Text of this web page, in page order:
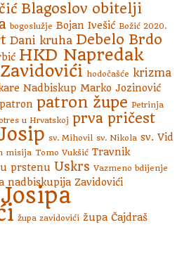
Blagoslov obitelji
bogoslužje Bojan Ivešić Božić 2020.
Dani kruha Debelo Brdo
HKD Napredak
hodočašće krizma
Nadbiskup Marko Jozinović
patron patron župe Petrinja
u Hrvatskoj prva pričest
sv. Mihovil sv. Nikola sv. Vid
misija Tomo Vukšić Travnik
prstenu Uskrs Vazmeno bdijenje
nadbiskupija Zavidovići
župa zavidovići župa Čajdraš